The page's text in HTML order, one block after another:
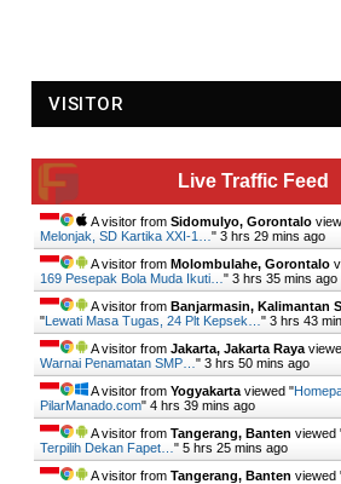
VISITOR
Live Traffic Feed
A visitor from Sidomulyo, Gorontalo
Melonjak, SD Kartika XXI-1… " 3 hrs 29 mins ago
A visitor from Molombulahe, Gorontalo
169 Pesepak Bola Muda Ikuti… " 3 hrs 35 mins ago
A visitor from Banjarmasin, Kalimantan
"Lewati Masa Tugas, 24 Plt Kepsek… " 3 hrs 43
A visitor from Jakarta, Jakarta Raya
Warnai Penamatan SMP… " 3 hrs 50 mins ago
A visitor from Yogyakarta viewed "
PilarManado.com" 4 hrs 39 mins ago
A visitor from Tangerang, Banten viewed
Terpilih Dekan Fapet… " 5 hrs 25 mins ago
A visitor from Tangerang, Banten viewed